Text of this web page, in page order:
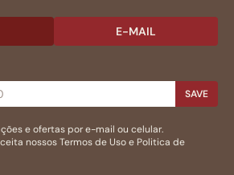
E-MAIL
SAVE
e ofertas por e-mail ou celular.
nossosTermos de Usoe Politica de